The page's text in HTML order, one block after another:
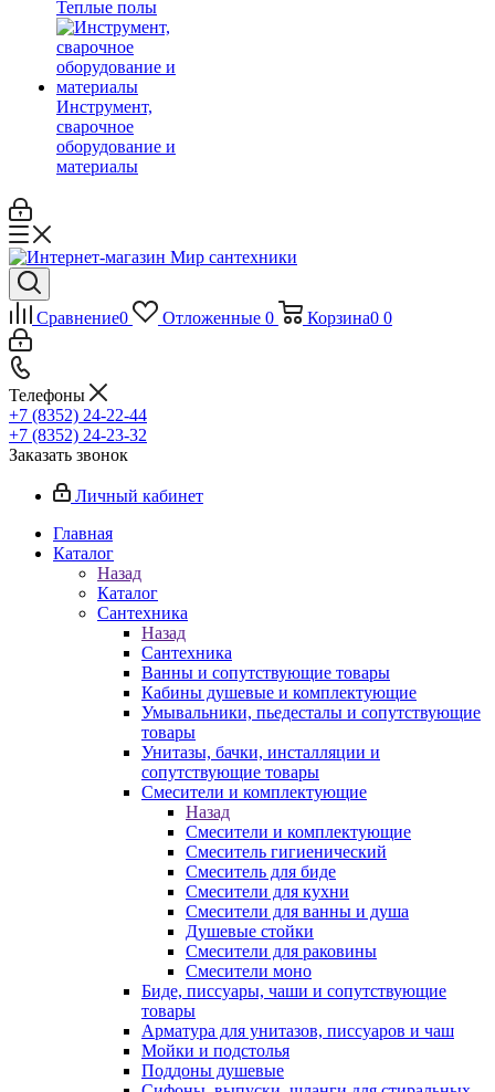
Теплые полы
Инструмент,
сварочное
оборудование и
материалы
Сравнение0 Отложенные 0 Корзина0 0
Телефоны
+7 (8352) 24-22-44
+7 (8352) 24-23-32
Заказать звонок
Личный кабинет
Главная
Каталог
Назад
Каталог
Сантехника
Назад
Сантехника
Ванны и сопутствующие товары
Кабины душевые и комплектующие
Умывальники, пьедесталы и сопутствующие
товары
Унитазы, бачки, инсталляции и
сопутствующие товары
Смесители и комплектующие
Назад
Смесители и комплектующие
Смеситель гигиенический
Смеситель для биде
Смесители для кухни
Смесители для ванны и душа
Душевые стойки
Смесители для раковины
Смесители моно
Биде, писсуары, чаши и сопутствующие
товары
Арматура для унитазов, писсуаров и чаш
Мойки и подстолья
Поддоны душевые